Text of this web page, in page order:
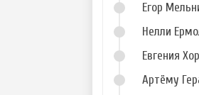
Егор
Нелли
Евгения
Артёму